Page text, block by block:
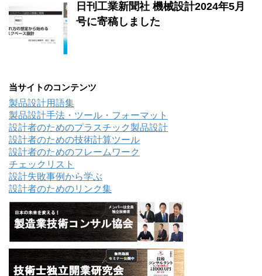
日刊工業新聞社 機械設計2024年5月
号に寄稿しました
当サイトのコンテンツ
製品設計用語集
製品設計手法・ツール・フォーマット
設計者のためのプラスチック製品設計
設計者のための技術計算ツール
設計者のためのフレームワーク
チェックリスト
設計失敗事例から学ぶ
設計者のためのリンク集